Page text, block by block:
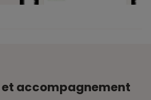
et accompagnement